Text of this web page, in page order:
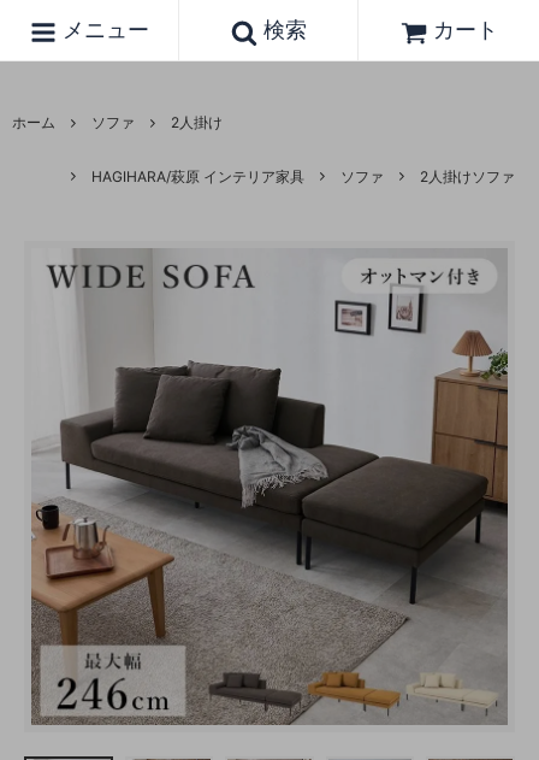
メニュー 検索 カート
ホーム ソファ 2人掛け
HAGIHARA/萩原 インテリア家具 ソファ 2人掛けソファ